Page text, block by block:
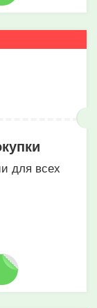
для всех